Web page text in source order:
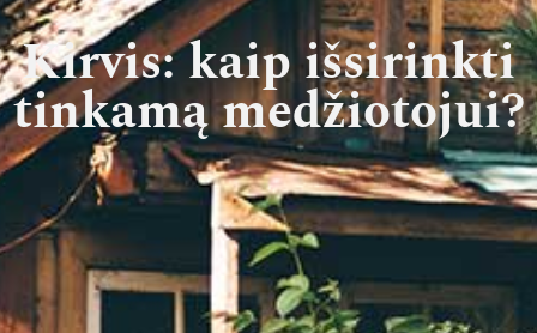
Kirvis: kaip išsirinkti
tinkamą medžiotojui?